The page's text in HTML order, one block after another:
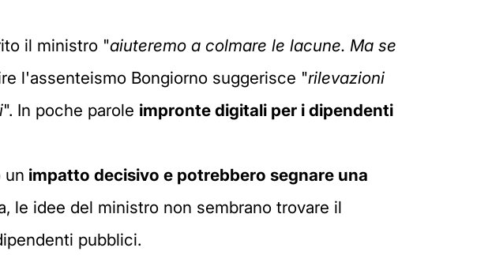
il ministro "aiuteremo a colmare le lacune. Ma se
l'assenteismo Bongiorno suggerisce "rilevazioni
". In poche parole impronte digitali per i dipendenti
un impatto decisivo e potrebbero segnare una
le idee del ministro non sembrano trovare il
pubblici.